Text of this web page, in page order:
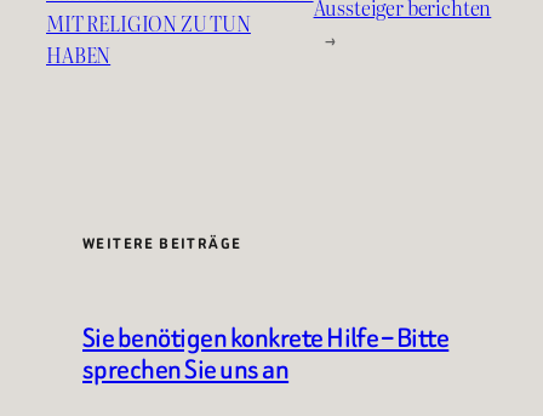
MIT RELIGION ZU TUN
HABEN
Aussteiger berichten
→
WEITERE BEITRÄGE
Sie benötigen konkrete Hilfe – Bitte
sprechen Sie uns an